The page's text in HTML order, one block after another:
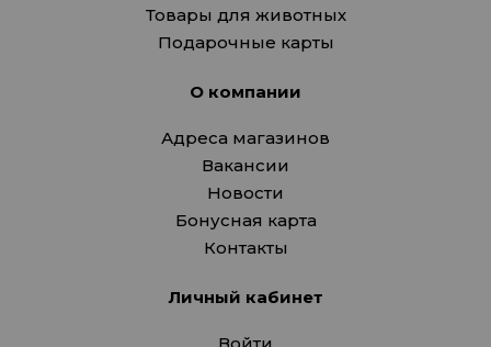
Товары для животных
Подарочные карты
О компании
Адреса магазинов
Вакансии
Новости
Бонусная карта
Контакты
Личный кабинет